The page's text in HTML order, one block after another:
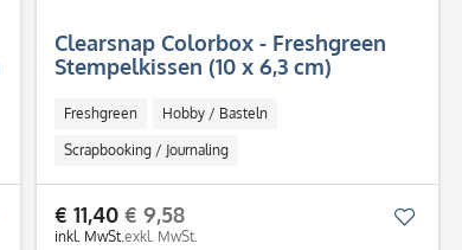
Merken
Clearsnap Colorbox - Freshgreen
Stempelkissen (10 x 6,3 cm)
Freshgreen Hobby / Basteln
Scrapbooking / Journaling
€ 11,40
inkl. MwSt.
€ 9,58
exkl. MwSt.